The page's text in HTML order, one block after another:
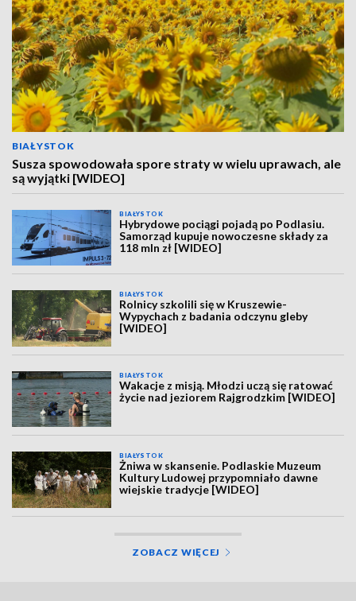
BIAŁYSTOK
Susza spowodowała spore straty w wielu uprawach, ale
są wyjątki [WIDEO]
BIAŁYSTOK
Hybrydowe pociągi pojadą po Podlasiu.
Samorząd kupuje nowoczesne składy za
118 mln zł [WIDEO]
BIAŁYSTOK
Rolnicy szkolili się w Kruszewie-
Wypychach z badania odczynu gleby
[WIDEO]
BIAŁYSTOK
Wakacje z misją. Młodzi uczą się ratować
życie nad jeziorem Rajgrodzkim [WIDEO]
BIAŁYSTOK
Żniwa w skansenie. Podlaskie Muzeum
Kultury Ludowej przypomniało dawne
wiejskie tradycje [WIDEO]
ZOBACZ WIĘCEJ